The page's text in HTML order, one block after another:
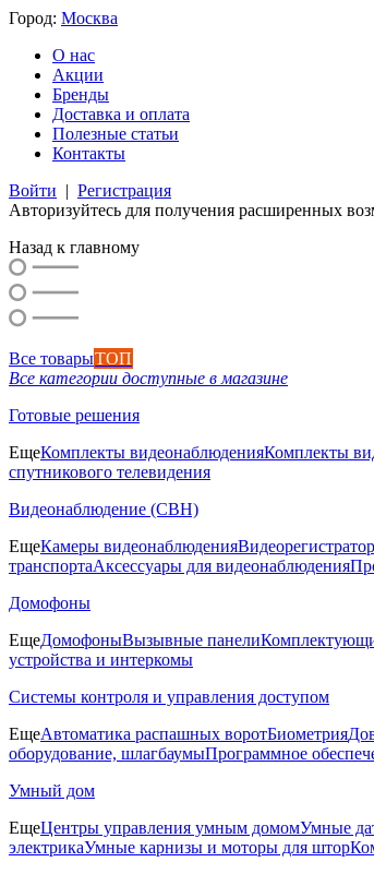
Город: Москва
О нас
Акции
Бренды
Доставка и оплата
Полезные статьи
Контакты
Войти | Регистрация
Авторизуйтесь для получения расширенных
Назад к главному
Все товарыТОП
Все категории доступные в магазине
Готовые решения
ЕщеКомплекты видеонаблюденияКомплекты
спутникового телевидения
Видеонаблюдение (СВН)
ЕщеКамеры видеонаблюдения
транспортаАксессуары для видеонаблюдения
Домофоны
ЕщеДомофоныВызывные панели
устройства и интеркомы
Системы контроля и управления доступом
ЕщеАвтоматика распашных воротБиометрия
оборудование, шлагбаумыПрограммное
Умный дом
ЕщеЦентры управления умным домомУмные
электрикаУмные карнизы и моторы для штор